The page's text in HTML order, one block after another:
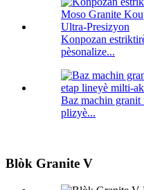
Konpozan
pèsonalize...
Baz machin
plizyè...
Blòk Granite V